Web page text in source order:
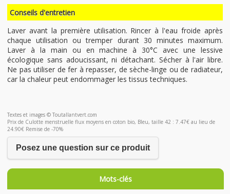
Conseils d'entretien
Laver avant la première utilisation. Rincer à l'eau froide après
chaque utilisation ou tremper durant 30 minutes maximum.
Laver à la main ou en machine à 30°C avec une lessive
écologique sans adoucissant, ni détachant. Sécher à l'air libre.
Ne pas utiliser de fer à repasser, de sèche-linge ou de radiateur,
car la chaleur peut endommager les tissus techniques.
Textes et images © Toutallantvert.com
Prix de Culotte menstruelle flux moyens en coton bio, Bleu, taille 42 : 7.47€ au lieu de
24.90€ Remise de -70%
Posez une question sur ce produit
Mots-clés